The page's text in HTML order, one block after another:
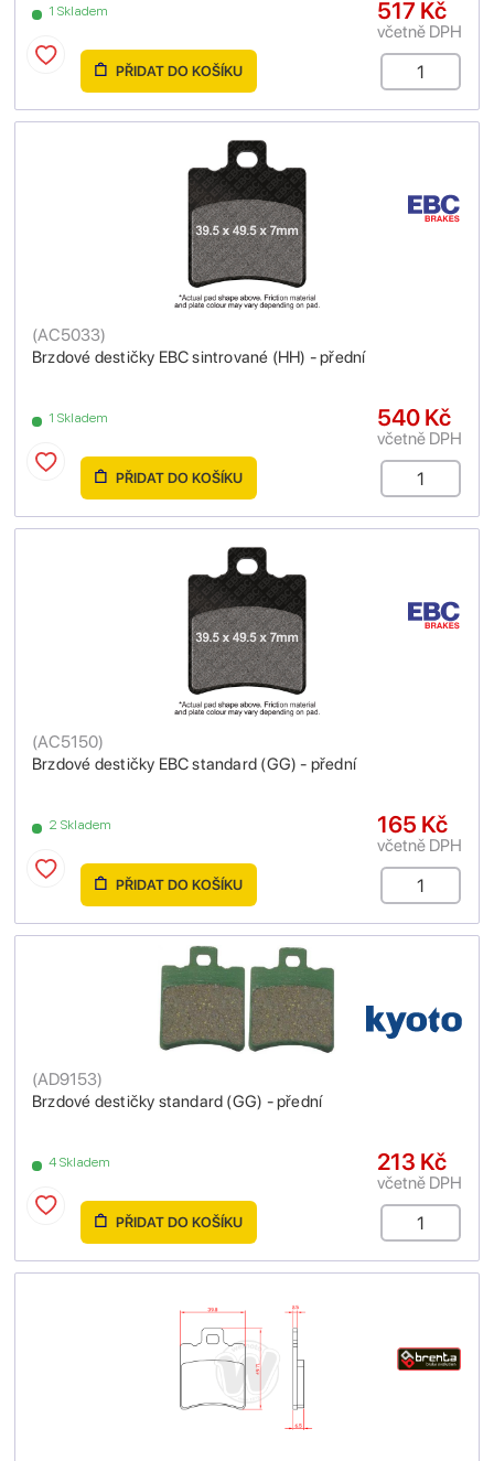
1 Skladem 517 Kč
včetně DPH
PŘIDAT DO KOŠÍKU
Brzdové destičky EBC sintrované (HH) - přední
(AC5033)
1 Skladem 540 Kč
včetně DPH
PŘIDAT DO KOŠÍKU
Brzdové destičky EBC standard (GG) - přední
(AC5150)
2 Skladem 165 Kč
včetně DPH
PŘIDAT DO KOŠÍKU
Brzdové destičky standard (GG) - přední
(AD9153)
4 Skladem 213 Kč
včetně DPH
PŘIDAT DO KOŠÍKU